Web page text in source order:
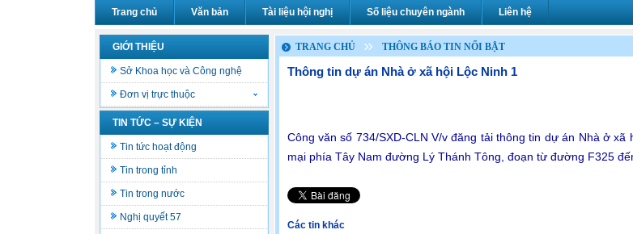
Trang chủ Văn bản Tài liệu hội nghị Số liệu chuyên ngành Liên hệ
GIỚI THIỆU
Sở Khoa học và Công nghệ
Đơn vị trực thuộc
TIN TỨC – SỰ KIỆN
Tin tức hoạt động
Tin trong tỉnh
Tin trong nước
Nghị quyết 57
TRANG CHỦ THÔNG BÁO TIN NỔI BẬT
Thông tin dự án Nhà ở xã hội Lộc Ninh 1
Công văn số 734/SXD-CLN V/v đăng tải thông tin dự án Nhà ở
mại phía Tây Nam đường Lý Thánh Tông, đoạn từ đường F325
Các tin khác